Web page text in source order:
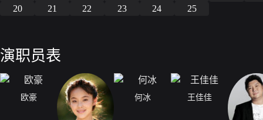
20
21 22 23 24 25
演职员表
欧豪 何冰 王佳佳